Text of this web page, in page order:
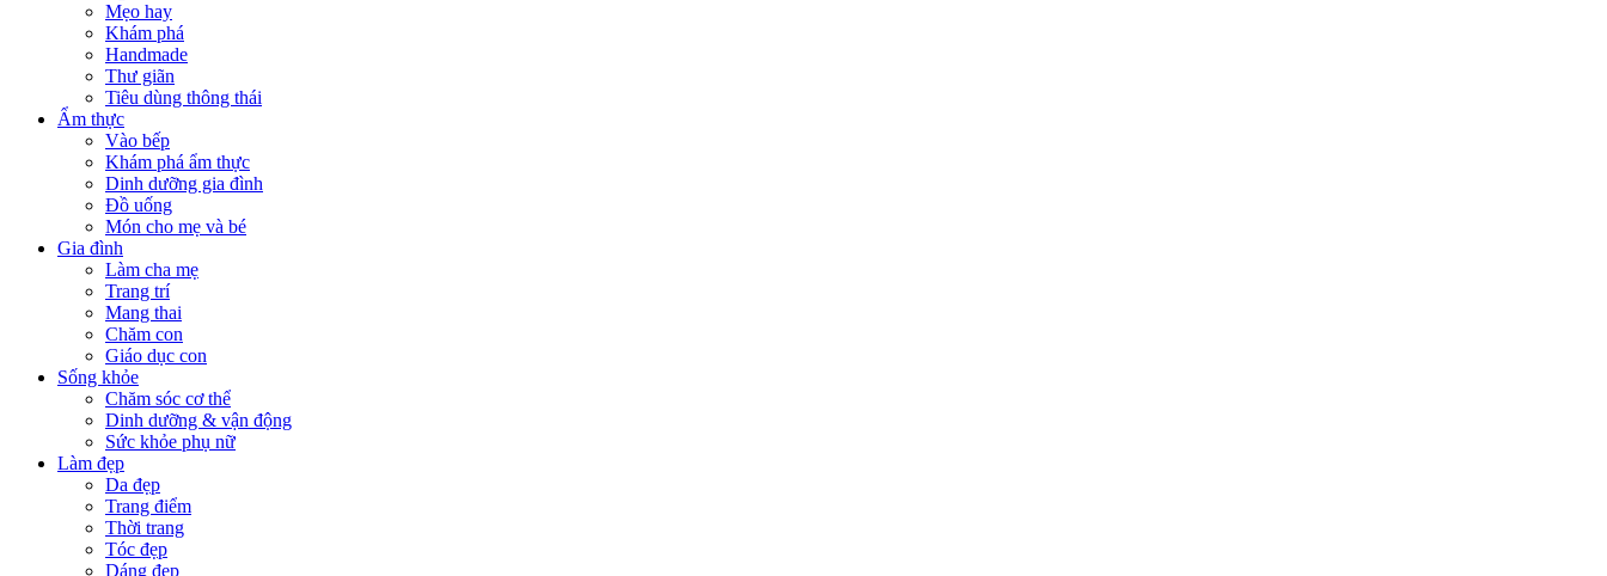
Mẹo hay
Khám phá
Handmade
Thư giãn
Tiêu dùng thông thái
Ẩm thực
Vào bếp
Khám phá ẩm thực
Dinh dưỡng gia đình
Đồ uống
Món cho mẹ và bé
Gia đình
Làm cha mẹ
Trang trí
Mang thai
Chăm con
Giáo dục con
Sống khỏe
Chăm sóc cơ thể
Dinh dưỡng & vận động
Sức khỏe phụ nữ
Làm đẹp
Da đẹp
Trang điểm
Thời trang
Tóc đẹp
Dáng đẹp